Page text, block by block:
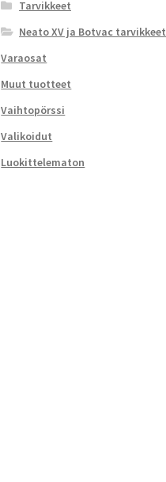
Tarvikkeet
Neato XV ja Botvac tarvikkeet
Varaosat
Muut tuotteet
Vaihtopörssi
Valikoidut
Luokittelematon